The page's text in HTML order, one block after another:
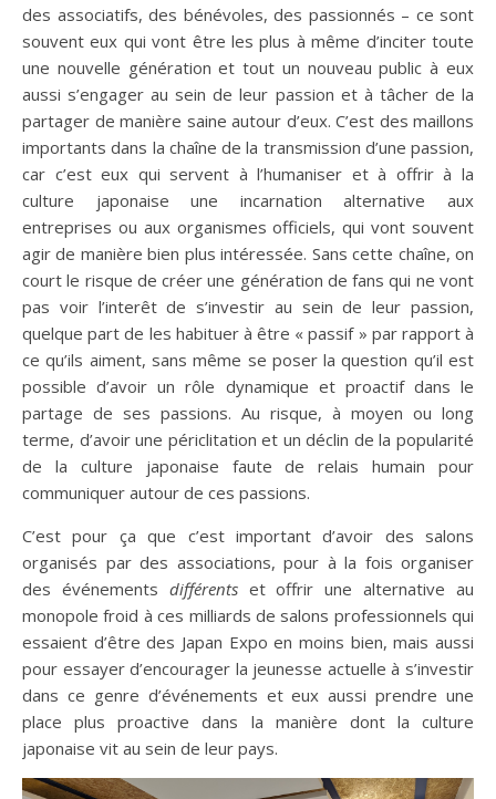
des associatifs, des bénévoles, des passionnés – ce sont
souvent eux qui vont être les plus à même d’inciter toute
une nouvelle génération et tout un nouveau public à eux
aussi s’engager au sein de leur passion et à tâcher de la
partager de manière saine autour d’eux. C’est des maillons
importants dans la chaîne de la transmission d’une passion,
car c’est eux qui servent à l’humaniser et à offrir à la
culture japonaise une incarnation alternative aux
entreprises ou aux organismes officiels, qui vont souvent
agir de manière bien plus intéressée. Sans cette chaîne, on
court le risque de créer une génération de fans qui ne vont
pas voir l’interêt de s’investir au sein de leur passion,
quelque part de les habituer à être « passif » par rapport à
ce qu’ils aiment, sans même se poser la question qu’il est
possible d’avoir un rôle dynamique et proactif dans le
partage de ses passions. Au risque, à moyen ou long
terme, d’avoir une périclitation et un déclin de la popularité
de la culture japonaise faute de relais humain pour
communiquer autour de ces passions.
C’est pour ça que c’est important d’avoir des salons
organisés par des associations, pour à la fois organiser
des événements différentset offrir une alternative au
monopole froid à ces milliards de salons professionnels qui
essaient d’être des Japan Expo en moins bien, mais aussi
pour essayer d’encourager la jeunesse actuelle à s’investir
dans ce genre d’événements et eux aussi prendre une
place plus proactive dans la manière dont la culture
japonaise vit au sein de leur pays.